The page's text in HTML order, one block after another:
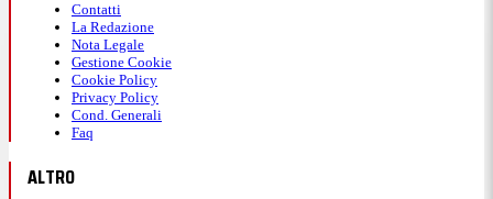
Contatti
La Redazione
Nota Legale
Gestione Cookie
Cookie Policy
Privacy Policy
Cond. Generali
Faq
ALTRO